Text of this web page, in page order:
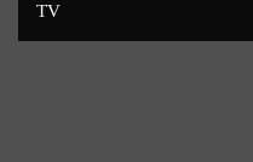
TV